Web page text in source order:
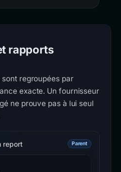
rapports
regroupées par
exacte. Un fournisseur
ne prouve pas à lui seul
report Parent